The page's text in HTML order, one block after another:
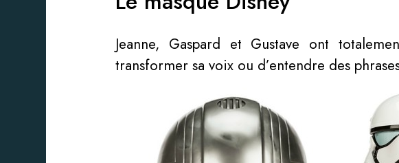
Jeanne, Gaspard et Gustave ont
transformer sa voix ou d’entendre des